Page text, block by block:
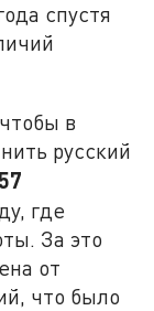
спустя
в
русский
где
За это
от
что было